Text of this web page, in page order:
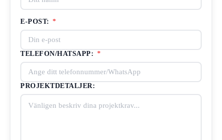
E-POST: *
TELEFON/HATSAPP: *
PROJEKTDETALJER: